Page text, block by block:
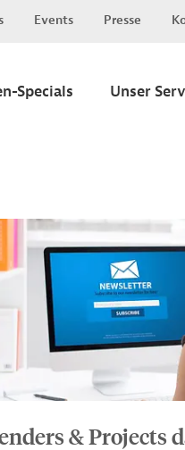
Events Presse
Specials Unser
& Projects